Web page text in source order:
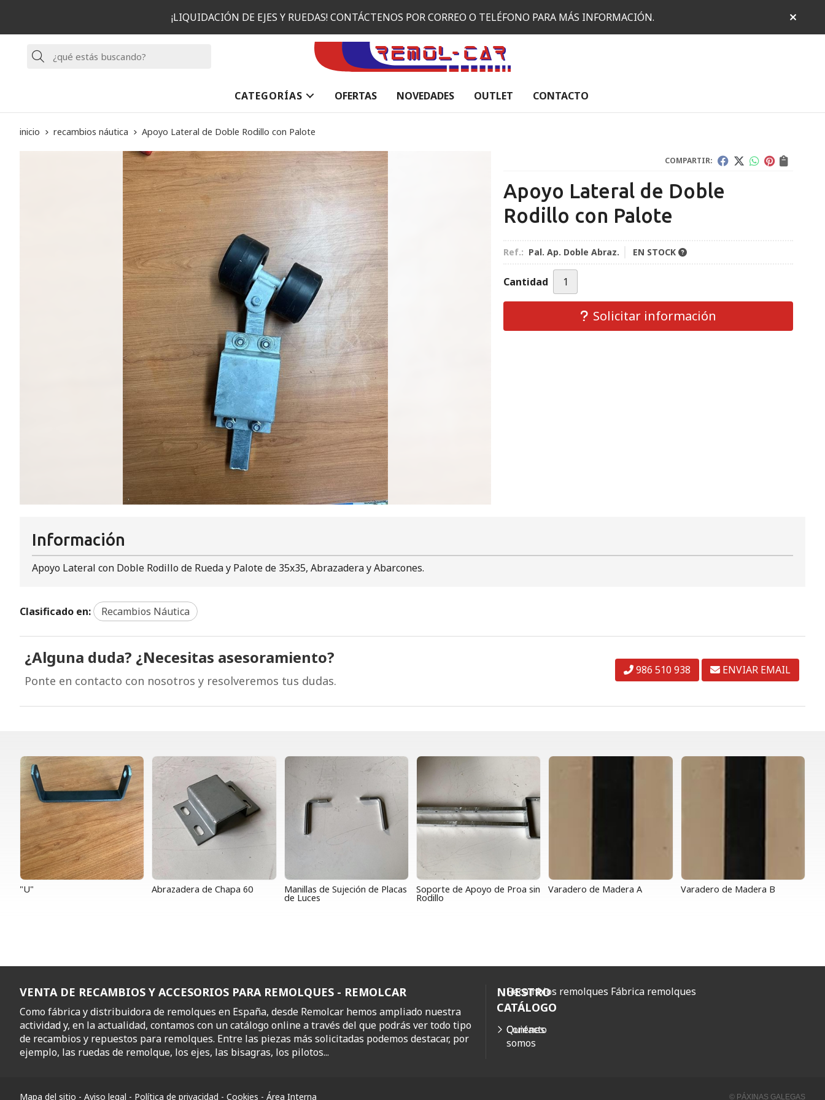
¡LIQUIDACIÓN DE EJES Y RUEDAS! CONTÁCTENOS POR CORREO O TELÉFONO PARA MÁS INFORMACIÓN.
Buscar
CATEGORÍAS OFERTAS NOVEDADES OUTLET CONTACTO
inicio recambios náutica Apoyo Lateral de Doble Rodillo con Palote
COMPARTIR:
Apoyo Lateral de Doble
Rodillo con Palote
Ref.: Pal. Ap. Doble Abraz. EN STOCK
Cantidad
Solicitar información
Información
Apoyo Lateral con Doble Rodillo de Rueda y Palote de 35x35, Abrazadera y Abarcones.
Clasificado en: Recambios Náutica
¿Alguna duda? ¿Necesitas asesoramiento?
Ponte en contacto con nosotros y resolveremos tus dudas.
986 510 938 ENVIAR EMAIL
"U" Abrazadera de Chapa 60 Manillas de Sujeción de Placas
de Luces
Soporte de Apoyo de Proa sin
Rodillo
Varadero de Madera A Varadero de Madera B
VENTA DE RECAMBIOS Y ACCESORIOS PARA REMOLQUES - REMOLCAR
Como fábrica y distribuidora de remolques en España, desde Remolcar hemos ampliado nuestra
actividad y, en la actualidad, contamos con un catálogo online a través del que podrás ver todo tipo
de recambios y repuestos para remolques. Entre las piezas más solicitadas podemos destacar, por
ejemplo, las ruedas de remolque, los ejes, las bisagras, los pilotos...
NUESTRO
CATÁLOGO
Quiénes
somos
Contacto
Recambios remolques Fábrica remolques
Mapa del sitio - Aviso legal - Política de privacidad - Cookies - Área Interna © PÁXINAS GALEGAS